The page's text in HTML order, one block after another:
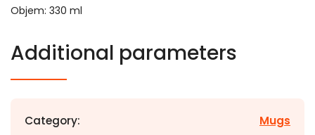
Objem: 330 ml
Additional parameters
Category: Mugs